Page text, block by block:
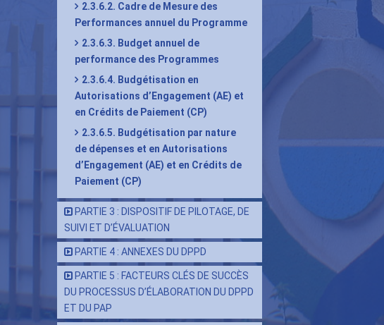
2.3.6.2. Cadre de Mesure des
Performances annuel du Programme
2.3.6.3. Budget annuel de
performance des Programmes
2.3.6.4. Budgétisation en
Autorisations d’Engagement (AE) et
en Crédits de Paiement (CP)
2.3.6.5. Budgétisation par nature
de dépenses et en Autorisations
d’Engagement (AE) et en Crédits de
Paiement (CP)
PARTIE 3 : DISPOSITIF DE PILOTAGE, DE
SUIVI ET D’ÉVALUATION
PARTIE 4 : ANNEXES DU DPPD
PARTIE 5 : FACTEURS CLÉS DE SUCCÈS
DU PROCESSUS D’ÉLABORATION DU DPPD
ET DU PAP
Performance
(PAP)